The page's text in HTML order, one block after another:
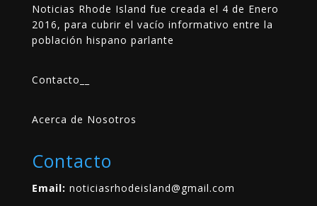
Noticias Rhode Island fue creada el 4 de Enero
2016, para cubrir el vacío informativo entre la
población hispano parlante
Contacto
Acerca de Nosotros
Contacto
Email: noticiasrhodeisland@gmail.com